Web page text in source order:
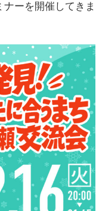
ーを開催してきま